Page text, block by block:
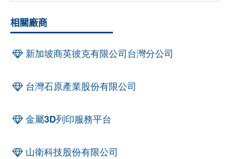
相關廠商
新加坡商英彼克有限公司台灣分公司
台灣石原產業股份有限公司
金屬3D列印服務平台
山衛科技股份有限公司